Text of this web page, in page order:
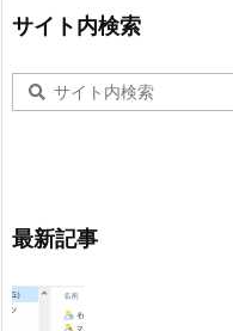
サイト内検索
最新記事